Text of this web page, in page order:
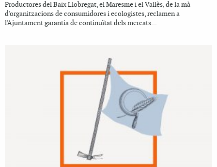
Productores del Baix Llobregat, el Maresme i el Vallès, de la mà
d'organitzacions de consumidores i ecologistes, reclamen a
l'Ajuntament garantia de continuïtat dels mercats...